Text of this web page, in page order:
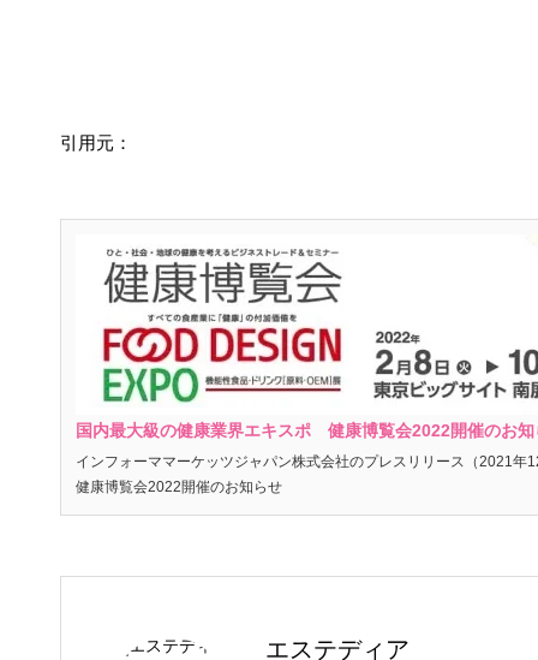
引用元：
国内最大級の健康業界エキスポ 健康博覧会2022開催のお知
インフォーママーケッツジャパン株式会社のプレスリリース（2021
健康博覧会2022開催のお知らせ
エステディア